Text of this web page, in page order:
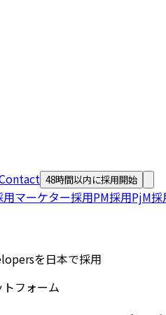
48時間以内に採用開始
用マーケター採用PM採用PjM採
を日本で採用
フォーム